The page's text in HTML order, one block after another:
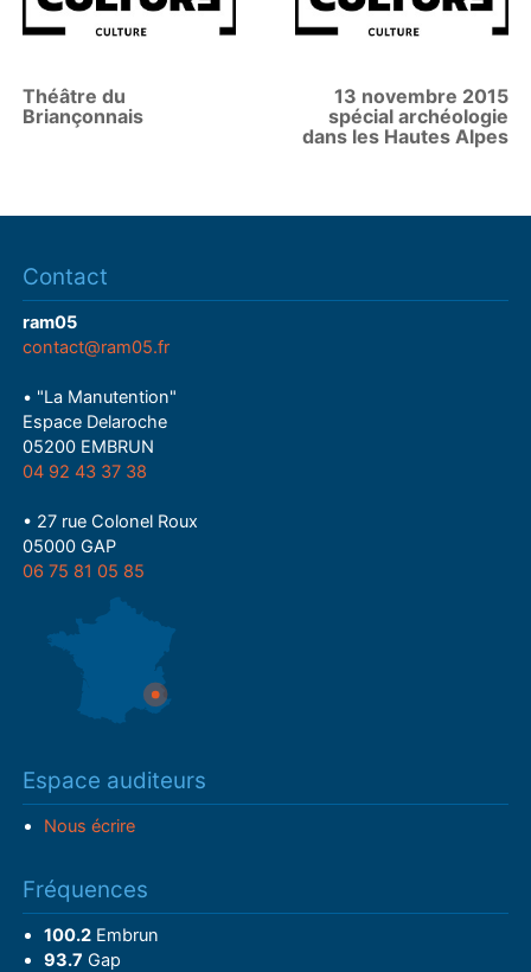
Théâtre du
Briançonnais
13 novembre 2015
spécial archéologie
dans les Hautes Alpes
Contact
ram05
contact@ram05.fr
• "La Manutention"
Espace Delaroche
05200 EMBRUN
04 92 43 37 38
• 27 rue Colonel Roux
05000 GAP
06 75 81 05 85
Espace auditeurs
Nous écrire
Fréquences
100.2Embrun
93.7 Gap